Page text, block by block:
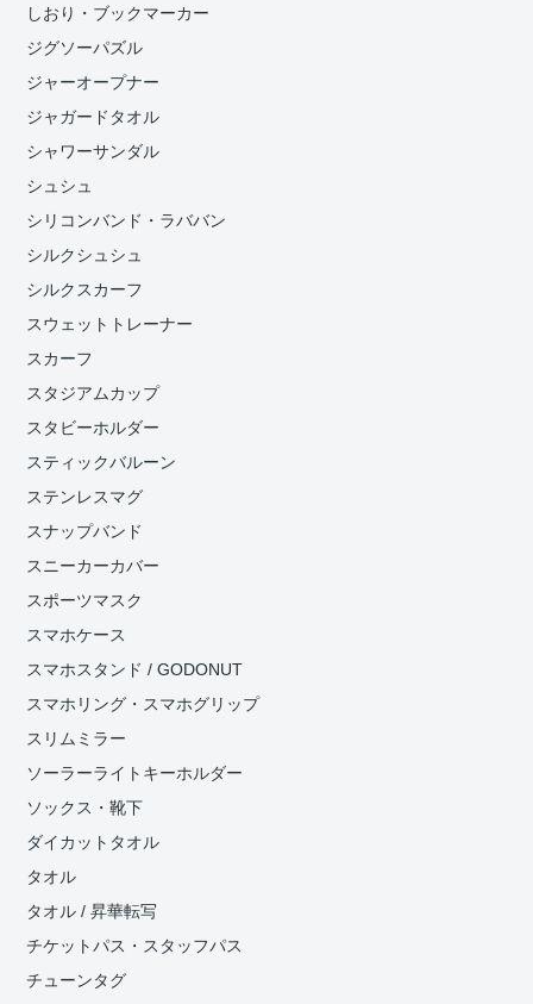
しおり・ブックマーカー
ジグソーパズル
ジャーオープナー
ジャガードタオル
シャワーサンダル
シュシュ
シリコンバンド・ラババン
シルクシュシュ
シルクスカーフ
スウェットトレーナー
スカーフ
スタジアムカップ
スタビーホルダー
スティックバルーン
ステンレスマグ
スナップバンド
スニーカーカバー
スポーツマスク
スマホケース
スマホスタンド / GODONUT
スマホリング・スマホグリップ
スリムミラー
ソーラーライトキーホルダー
ソックス・靴下
ダイカットタオル
タオル
タオル / 昇華転写
チケットパス・スタッフパス
チューンタグ